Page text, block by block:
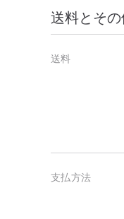
送料とそ
送料
支払方法